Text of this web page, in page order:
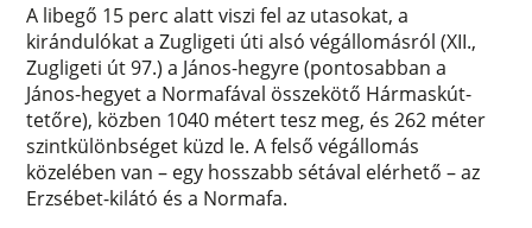
A libegő 15 perc alatt viszi fel az utasokat, a
kirándulókat a Zugligeti úti alsó végállomásról (XII.,
Zugligeti út 97.) a János-hegyre (pontosabban a
János-hegyet a Normafával összekötő Hármaskút-
tetőre), közben 1040 métert tesz meg, és 262 méter
szintkülönbséget küzd le. A felső végállomás
közelében van – egy hosszabb sétával elérhető – az
Erzsébet-kilátó és a Normafa.